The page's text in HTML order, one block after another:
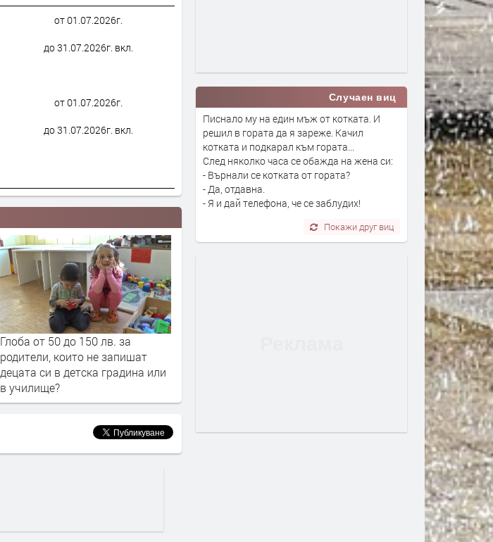
от 01.07.2026г.
до 31.07.2026г. вкл.
от 01.07.2026г.
до 31.07.2026г. вкл.
Глоба от 50 до 150 лв. за
родители, които не запишат
децата си в детска градина или
в училище?
Питат родителите искат
видеонаблюдение в
Случаен виц
Писнало му на един мъж от котката. И
решил в гората да я зареже. Качил
котката и подкарал към гората...
След няколко часа се обажда на жена си:
- Върнали се котката от гората?
- Да, отдавна.
- Я и дай телефона, че се заблудих!
Покажи друг виц